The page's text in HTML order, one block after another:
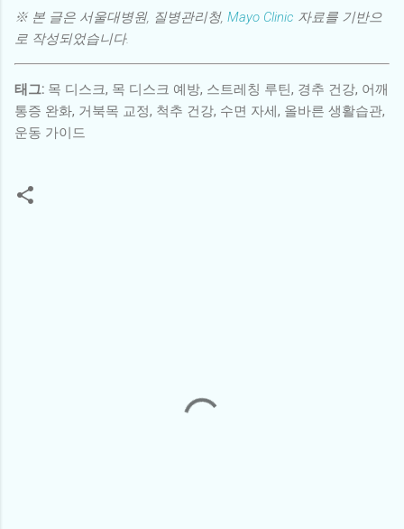
※ 본 글은 서울대병원, 질병관리청, Mayo Clinic 자료를 기반으
로 작성되었습니다.
태그: 목 디스크, 목 디스크 예방, 스트레칭 루틴, 경추 건강, 어깨
통증 완화, 거북목 교정, 척추 건강, 수면 자세, 올바른 생활습관,
운동 가이드